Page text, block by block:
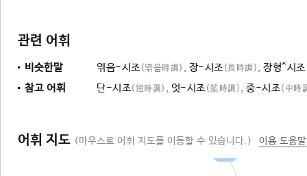
관련 어휘
비슷한말 엮음-시조 (엮음時調) , 장-시조 (長時調) , 장형^시조
참고 어휘 단-시조(短時調) , 엇-시조 (旕時調) , 중-시조(中時
어휘 지도 (마우스로 어휘 지도를 이동할 수 있습니다.) 이용 도움